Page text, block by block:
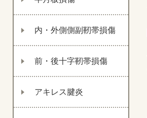
内・外側側副靭帯損傷
前・後十字靭帯損傷
アキレス腱炎